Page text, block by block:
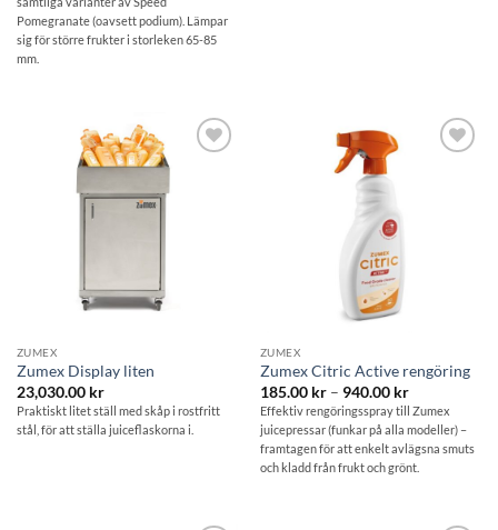
Pomegranate (oavsett podium). Lämpar
sig för större frukter i storleken 65-85
mm.
Lägg till i
ZUMEX
Zumex Display liten
23,030.00 kr
Praktiskt litet ställ med skåp i rostfritt
stål, för att ställa juiceflaskorna i.
ZUMEX
Zumex Citric Active rengöring
185.00 kr – 940.00 krPrisintervall:
185.00 kr
till
940.00 kr
Effektiv rengöringsspray till Zumex
juicepressar (funkar på alla modeller) –
framtagen för att enkelt avlägsna smuts
och kladd från frukt och grönt.